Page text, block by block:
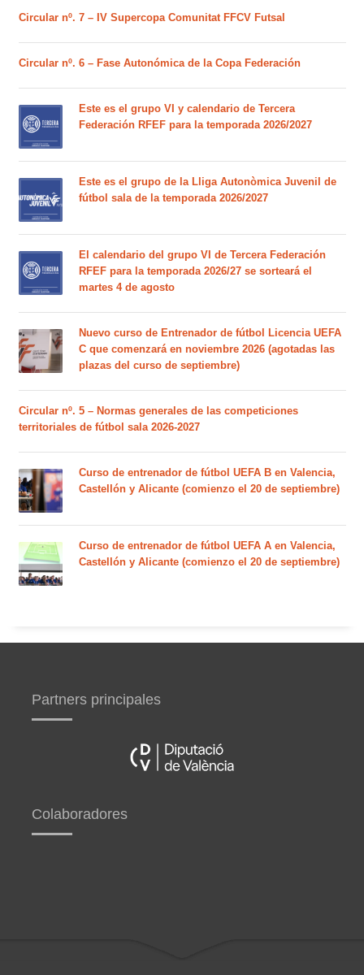
Circular nº. 7 – IV Supercopa Comunitat FFCV Futsal
Circular nº. 6 – Fase Autonómica de la Copa Federación
Este es el grupo VI y calendario de Tercera
Federación RFEF para la temporada 2026/2027
Este es el grupo de la Lliga Autonòmica Juvenil de
fútbol sala de la temporada 2026/2027
El calendario del grupo VI de Tercera Federación
RFEF para la temporada 2026/27 se sorteará el
martes 4 de agosto
Nuevo curso de Entrenador de fútbol Licencia UEFA
C que comenzará en noviembre 2026 (agotadas las
plazas del curso de septiembre)
Circular nº. 5 – Normas generales de las competiciones
territoriales de fútbol sala 2026-2027
Curso de entrenador de fútbol UEFA B en Valencia,
Castellón y Alicante (comienzo el 20 de septiembre)
Curso de entrenador de fútbol UEFA A en Valencia,
Castellón y Alicante (comienzo el 20 de septiembre)
Partners principales
Colaboradores